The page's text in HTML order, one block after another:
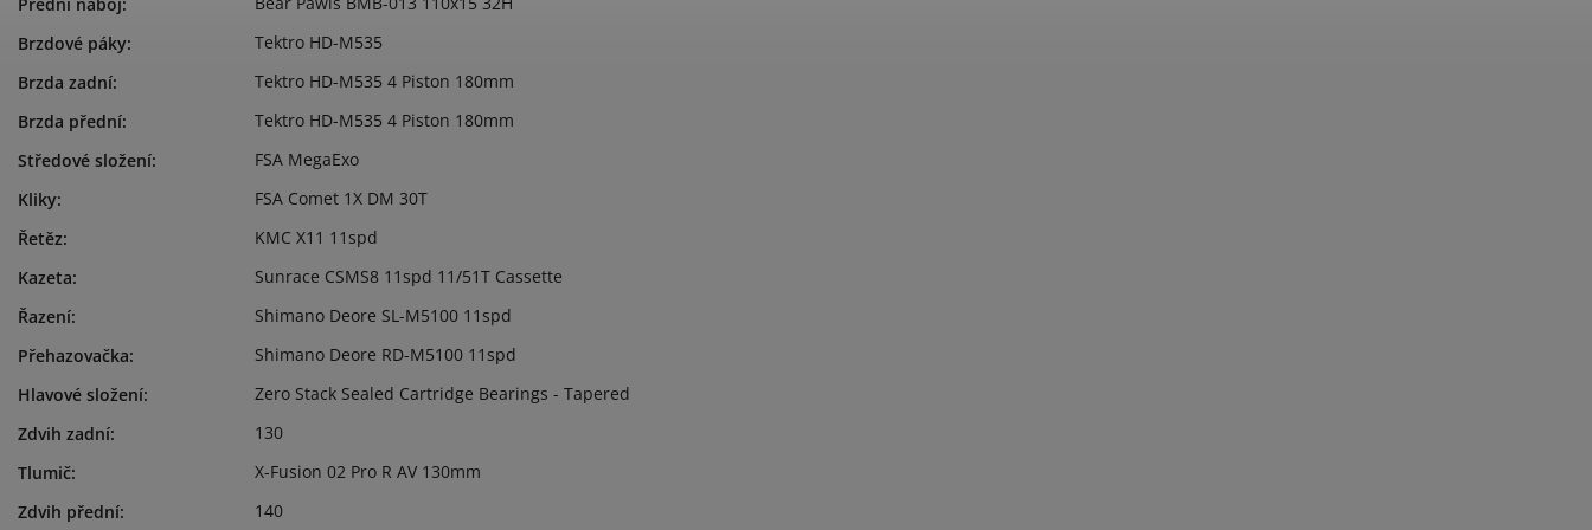
Brzdové páky:
Tektro HD-M535
Brzda zadní:
Tektro HD-M535 4 Piston 180mm
Brzda přední:
Tektro HD-M535 4 Piston 180mm
Středové složení:
FSA MegaExo
Kliky:
FSA Comet 1X DM 30T
Řetěz:
KMC X11 11spd
Kazeta:
Sunrace CSMS8 11spd 11/51T Cassette
Řazení:
Shimano Deore SL-M5100 11spd
Přehazovačka:
Shimano Deore RD-M5100 11spd
Hlavové složení:
Zero Stack Sealed Cartridge Bearings - Tapered
Zdvih zadní:
130
Tlumič:
X-Fusion 02 Pro R AV 130mm
Zdvih přední: 140